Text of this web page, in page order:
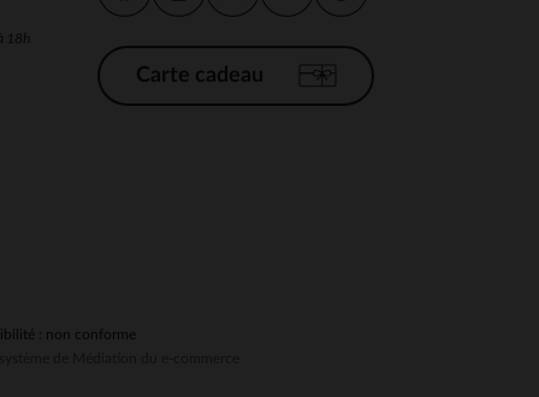
de confidentialité, en garantissant la conformité avec
18h
Carte cadeau
: non conforme